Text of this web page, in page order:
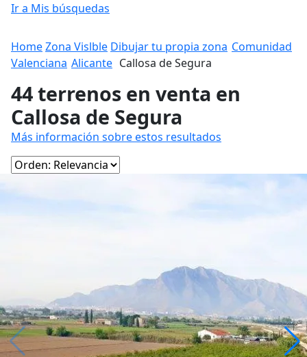
Ir a Mis búsquedas
HomeZona Vislble Dibujar tu propia zona Comunidad
Valenciana Alicante Callosa de Segura
44 terrenos en venta en
Callosa de Segura
Más información sobre estos resultados